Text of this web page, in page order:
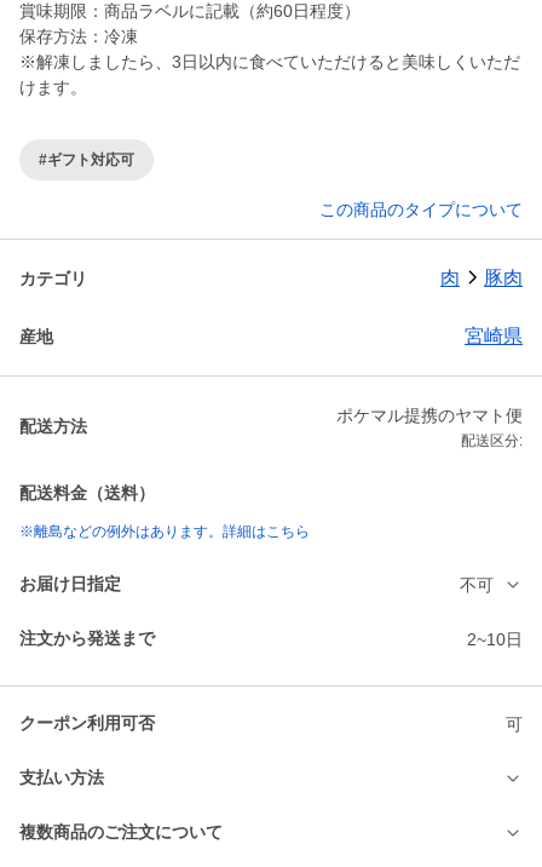
賞味期限：商品ラベルに記載（約60日程度）
保存方法：冷凍
※解凍しましたら、3日以内に食べていただけると美味しくいただ
けます。
#ギフト対応可
この商品のタイプについて
カテゴリ 肉 豚肉
産地 宮崎県
配送方法
ポケマル提携のヤマト便
配送区分:
配送料金（送料）
※離島などの例外はあります。詳細はこちら
お届け日指定 不可
注文から発送まで 2~10日
クーポン利用可否 可
支払い方法
複数商品のご注文について